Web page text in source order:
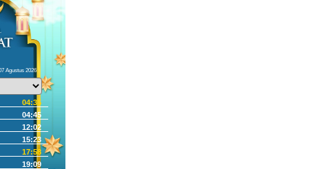
Agustus 2026
04:35
04:45
12:02
15:23
17:58
19:09